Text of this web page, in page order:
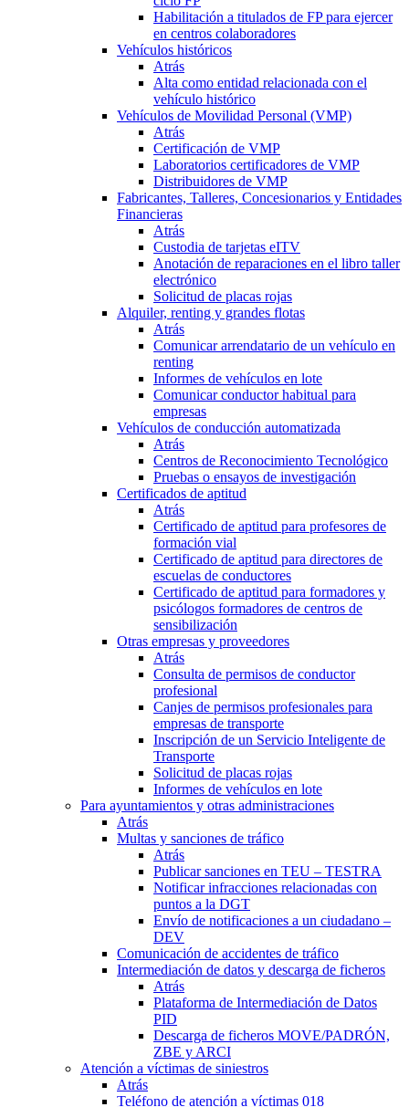
Habilitación a titulados de FP para ejercer
en centros colaboradores
Vehículos históricos
Atrás
Alta como entidad relacionada con el
vehículo histórico
Vehículos de Movilidad Personal (VMP)
Atrás
Certificación de VMP
Laboratorios certificadores de VMP
Distribuidores de VMP
Fabricantes, Talleres, Concesionarios y Entidades
Financieras
Atrás
Custodia de tarjetas eITV
Anotación de reparaciones en el libro taller
electrónico
Solicitud de placas rojas
Alquiler, renting y grandes flotas
Atrás
Comunicar arrendatario de un vehículo en
renting
Informes de vehículos en lote
Comunicar conductor habitual para
empresas
Vehículos de conducción automatizada
Atrás
Centros de Reconocimiento Tecnológico
Pruebas o ensayos de investigación
Certificados de aptitud
Atrás
Certificado de aptitud para profesores de
formación vial
Certificado de aptitud para directores de
escuelas de conductores
Certificado de aptitud para formadores y
psicólogos formadores de centros de
sensibilización
Otras empresas y proveedores
Atrás
Consulta de permisos de conductor
profesional
Canjes de permisos profesionales para
empresas de transporte
Inscripción de un Servicio Inteligente de
Transporte
Solicitud de placas rojas
Informes de vehículos en lote
Para ayuntamientos y otras administraciones
Atrás
Multas y sanciones de tráfico
Atrás
Publicar sanciones en TEU – TESTRA
Notificar infracciones relacionadas con
puntos a la DGT
Envío de notificaciones a un ciudadano –
DEV
Comunicación de accidentes de tráfico
Intermediación de datos y descarga de ficheros
Atrás
Plataforma de Intermediación de Datos
PID
Descarga de ficheros MOVE/PADRÓN,
ZBE y ARCI
Atención a víctimas de siniestros
Atrás
Teléfono de atención a víctimas 018